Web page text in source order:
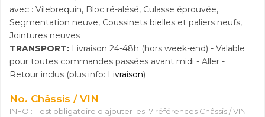
avec : Vilebrequin, Bloc ré-alésé, Culasse éprouvée,
Segmentation neuve, Coussinets bielles et paliers neufs,
Jointures neuves
TRANSPORT: Livraison 24-48h (hors week-end) - Valable
pour toutes commandes passées avant midi - Aller -
Retour inclus (plus info: Livraison)
No. Châssis / VIN
INFO : Il est obligatoire d'ajouter les 17 références Châssis / VIN